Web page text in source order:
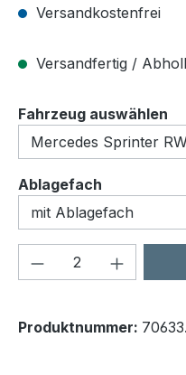
Versandkostenfrei
Versandfertig /
Fahrzeug auswählen
Ablagefach
Produkt
Produktnummer: